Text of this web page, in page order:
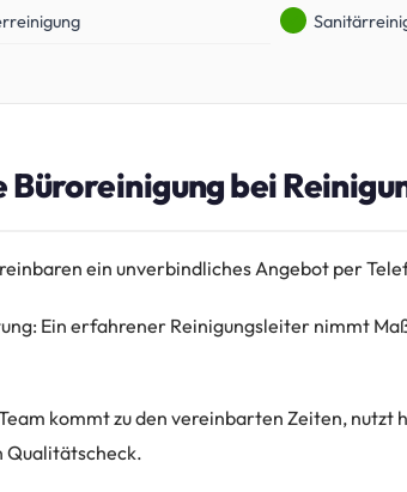
bei
ein unverbindliches Angebot per
Ein erfahrener Reinigungsleiter nimmt
kommt zu den vereinbarten Zeiten,
Qualitätscheck.